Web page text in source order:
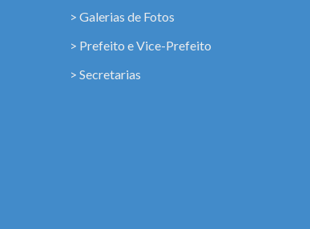
> Galerias de Fotos
> Prefeito e Vice-Prefeito
> Secretarias